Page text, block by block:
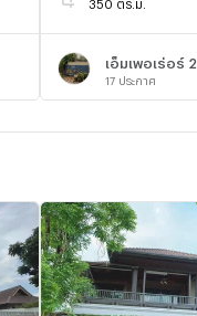
เอ็มเพอเร่อร์ 2
17 ประกาศ